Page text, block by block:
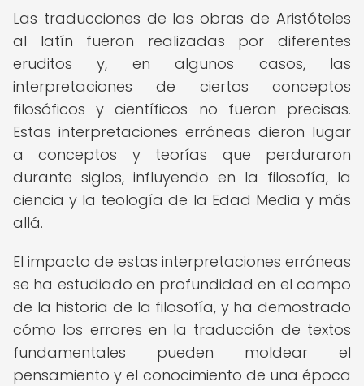
Las traducciones de las obras de Aristóteles
al latín fueron realizadas por diferentes
eruditos y, en algunos casos, las
interpretaciones de ciertos conceptos
filosóficos y científicos no fueron precisas.
Estas interpretaciones erróneas dieron lugar
a conceptos y teorías que perduraron
durante siglos, influyendo en la filosofía, la
ciencia y la teología de la Edad Media y más
allá.
El impacto de estas interpretaciones erróneas
se ha estudiado en profundidad en el campo
de la historia de la filosofía, y ha demostrado
cómo los errores en la traducción de textos
fundamentales pueden moldear el
pensamiento y el conocimiento de una época